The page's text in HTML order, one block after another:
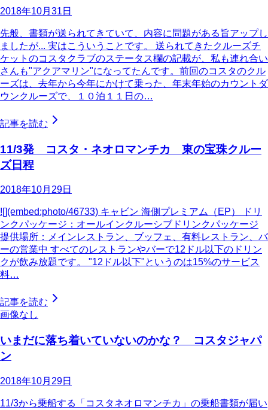
2018年10月31日
先般、書類が送られてきていて、内容に問題がある旨アップし
ましたが... 実はこういうことです。 送られてきたクルーズチ
ケットのコスタクラブのステータス欄の記載が、私も連れ合い
さんも"アクアマリン"になってたんです。前回のコスタのクル
ーズは、去年から今年にかけて乗った、年末年始のカウントダ
ウンクルーズで、１０泊１１日の…
記事を読む
11/3発 コスタ・ネオロマンチカ 東の宝珠クルー
ズ日程
2018年10月29日
![](embed:photo/46733) キャビン 海側プレミアム（EP） ドリ
ンクパッケージ：オールインクルーシブドリンクパッケージ
提供場所：メインレストラン、ブッフェ、有料レストラン、バ
ーの営業中 すべてのレストランやバーで12ドル以下のドリン
クが飲み放題です。 "12ドル以下"というのは15%のサービス
料…
記事を読む
画像なし
いまだに落ち着いていないのかな？ コスタジャパ
ン
2018年10月29日
11/3から乗船する「コスタネオロマンチカ」の乗船書類が届い